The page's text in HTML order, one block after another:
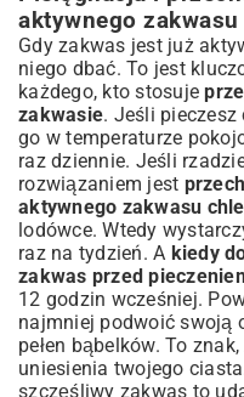
aktywnego zakwasu
Gdy zakwas jest już
niego dbać. To jest
każdego, kto stosuje
zakwasie. Jeśli
go w temperaturze
raz dziennie. Jeśli
rozwiązaniem jest
aktywnego zakwasu
lodówce. Wtedy
raz na tydzień. A kiedy
zakwas przed
12 godzin wcześniej.
najmniej podwoić swoją
pełen bąbelków. To
uniesienia twojego
szczęśliwy zakwas to